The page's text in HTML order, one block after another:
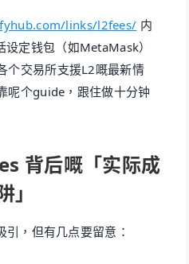
links/l2fees/ 内
定钱包（如MetaMask）
个交易所支援L2嘅最新情
呢个guide，跟住做十分钟
背后嘅「实际成
，但有几点要留意：